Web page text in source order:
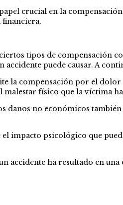
crucial en la
financiera.
tipos de compensación
accidente puede causar. A
la compensación por el dolor
malestar físico que la víctima
daños no económicos
el impacto psicológico que
accidente ha resultado en